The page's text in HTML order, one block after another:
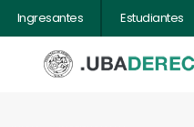
Ingresantes Estudiantes